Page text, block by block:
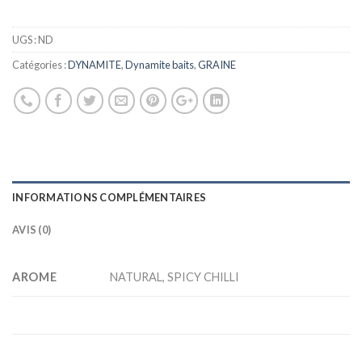
UGS :ND
Catégories :DYNAMITE,Dynamite baits,GRAINE
INFORMATIONS COMPLÉMENTAIRES
AVIS (0)
AROME NATURAL, SPICY CHILLI